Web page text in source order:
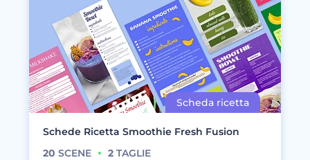
Schede Ricetta Smoothie Fresh Fusion
20 SCENE 2 TAGLIE